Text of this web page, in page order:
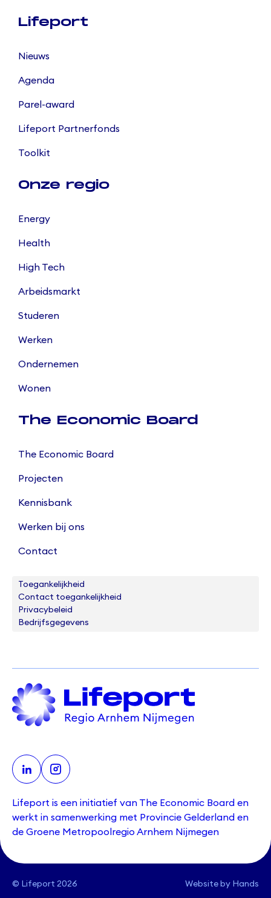
Lifeport
Nieuws
Agenda
Parel-award
Lifeport Partnerfonds
Toolkit
Onze regio
Energy
Health
High Tech
Arbeidsmarkt
Studeren
Werken
Ondernemen
Wonen
The Economic Board
The Economic Board
Projecten
Kennisbank
Werken bij ons
Contact
Toegankelijkheid
Contact toegankelijkheid
Privacybeleid
Bedrijfsgegevens
Lifeport is een initiatief van The Economic Board en
werkt in samenwerking met Provincie Gelderland en
de Groene Metropoolregio Arnhem Nijmegen
© Lifeport 2026 Website by Hands